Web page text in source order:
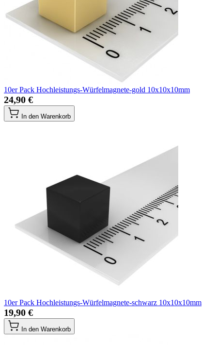
10er Pack Hochleistungs-Würfelmagnete-gold 10x10x10mm
24,90 €
In den Warenkorb
10er Pack Hochleistungs-Würfelmagnete-schwarz 10x10x10mm
19,90 €
In den Warenkorb